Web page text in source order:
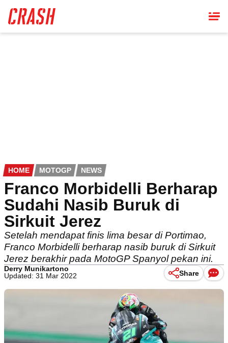
main
content
HOME MOTOGP NEWS
Franco Morbidelli Berharap
Sudahi Nasib Buruk di
Sirkuit Jerez
Setelah mendapat finis lima besar di Portimao,
Franco Morbidelli berharap nasib buruk di Sirkuit
Jerez berakhir pada MotoGP Spanyol pekan ini.
Derry Munikartono
Updated: 31 Mar 2022
Share